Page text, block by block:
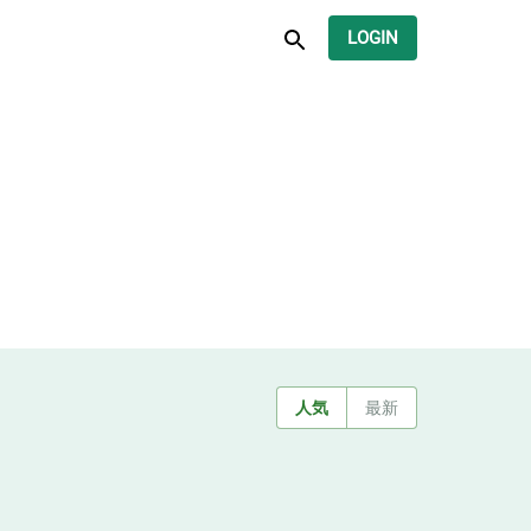
LOGIN
人気 最新